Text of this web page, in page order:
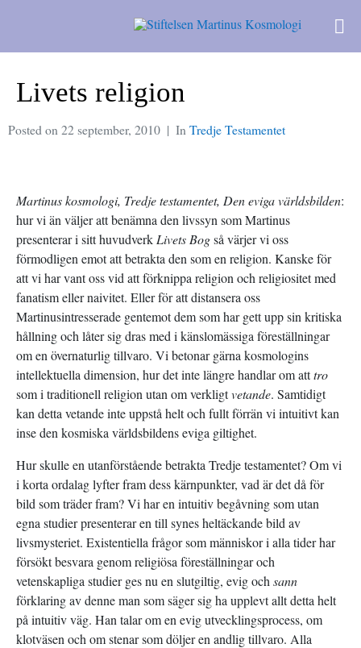
Livets religion
Posted on 22 september, 2010 In Tredje Testamentet
Martinus kosmologi, Tredje testamentet, Den eviga världsbilden:
hur vi än väljer att benämna den livssyn som Martinus
presenterar i sitt huvudverk Livets Bogså värjer vi oss
förmodligen emot att betrakta den som en religion. Kanske för
att vi har vant oss vid att förknippa religion och religiositet med
fanatism eller naivitet. Eller för att distansera oss
Martinusintresserade gentemot dem som har gett upp sin kritiska
hållning och låter sig dras med i känslomässiga föreställningar
om en övernaturlig tillvaro. Vi betonar gärna kosmologins
intellektuella dimension, hur det inte längre handlar om atttro
som i traditionell religion utan om verkligtvetande. Samtidigt
kan detta vetande inte uppstå helt och fullt förrän vi intuitivt kan
inse den kosmiska världsbildens eviga giltighet.
Hur skulle en utanförstående betrakta Tredje testamentet? Om vi
i korta ordalag lyfter fram dess kärnpunkter, vad är det då för
bild som träder fram? Vi har en intuitiv begåvning som utan
egna studier presenterar en till synes heltäckande bild av
livsmysteriet. Existentiella frågor som människor i alla tider har
försökt besvara genom religiösa föreställningar och
vetenskapliga studier ges nu en slutgiltig, evig och sann
förklaring av denne man som säger sig ha upplevt allt detta helt
på intuitiv väg. Han talar om en evig utvecklingsprocess, om
klotväsen och om stenar som döljer en andlig tillvaro. Alla